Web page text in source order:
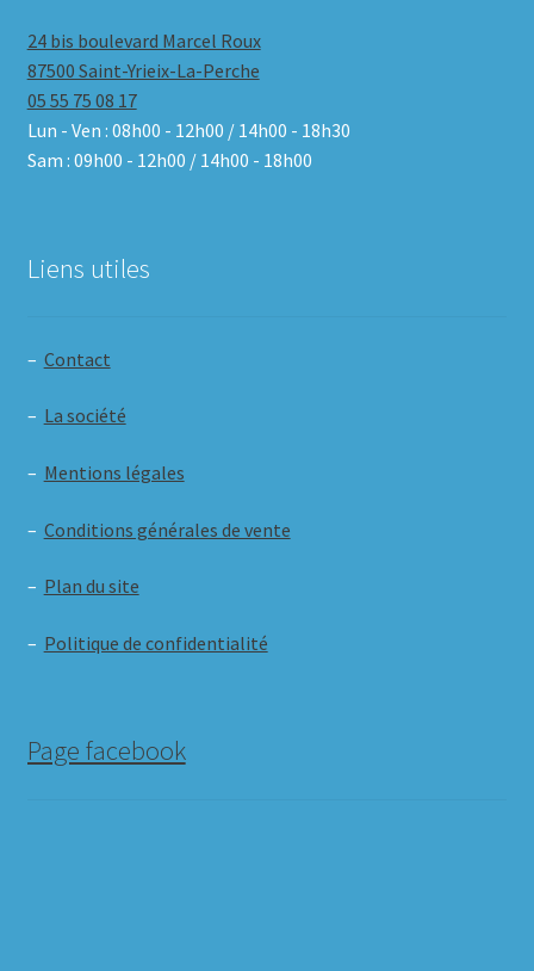
24 bis boulevard Marcel Roux
87500 Saint-Yrieix-La-Perche
05 55 75 08 17
Lun - Ven : 08h00 - 12h00 / 14h00 - 18h30
Sam : 09h00 - 12h00 / 14h00 - 18h00
Liens utiles
– Contact
– La société
– Mentions légales
– Conditions générales de vente
– Plan du site
– Politique de confidentialité
Page facebook